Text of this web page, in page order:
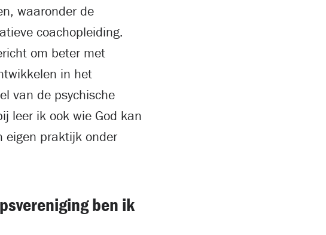
waaronder de
coachopleiding.
om beter met
in het
van de psychische
leer ik ook wie God kan
eigen praktijk onder
ben ik